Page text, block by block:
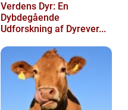
Verdens Dyr: En
Dybdegående
Udforskning af Dyrever...